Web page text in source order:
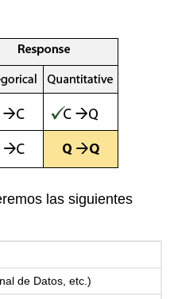
las siguientes
de Datos, etc.)